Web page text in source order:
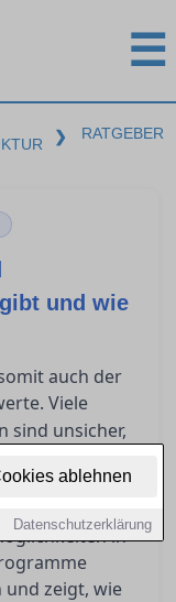
ablehnen
Datenschutzerklärung
☰
❯ RATGEBER
und wie
auch der
Viele
sind unsicher,
und
diese zu
in
zeigt, wie